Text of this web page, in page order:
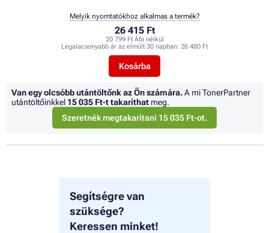
Segítségre van
szüksége?
Keressen minket!
26 415 Ft
20 799 Ft Áfa nélkül
Legalacsonyabb ár az elmúlt 30 napban: 26 480 Ft
Kosárba
Melyik nyomtatókhoz alkalmas a termék?
Van egy olcsóbb utántöltőnk az Ön számára.A mi TonerPartner
utántöltőinkkel 15 035 Ft-t takaríthat meg.
Szeretnék megtakarítani 15 035 Ft-ot.